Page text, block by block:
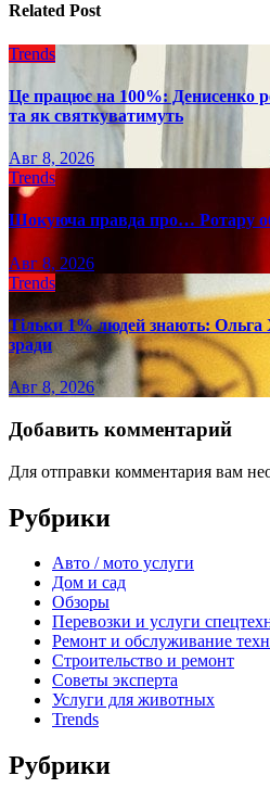
Related Post
Trends
Це працює на 100%: Денисенко
та як святкуватимуть
Авг 8, 2026
Trends
Шокуюча правда про… Ротару
Авг 8, 2026
Trends
Тільки 1% людей знають: Ольга
зради
Авг 8, 2026
Добавить комментарий
Для отправки комментария вам
Рубрики
Авто / мото услуги
Дом и сад
Обзоры
Перевозки и услуги
Ремонт и обслуживание
Строительство и ремонт
Советы эксперта
Услуги для животных
Trends
Рубрики